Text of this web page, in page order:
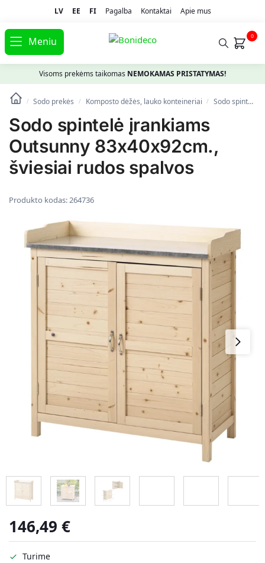
LV EE FI Pagalba Kontaktai Apie mus
Meniu 0
Visoms prekėms taikomas NEMOKAMAS PRISTATYMAS!
/ Sodo prekės / Komposto dėžės, lauko konteineriai / Sodo spintelė įrankiams Outsunny 83x40x92cm., šviesiai rudos spalvos
Sodo spintelė įrankiams
Outsunny 83x40x92cm.,
šviesiai rudos spalvos
Produkto kodas:264736
146,49 €
Turime